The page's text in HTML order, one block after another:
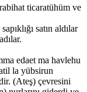
ticaratühüm ve
satın aldılar
edaet ma havlehu
la yübsirun
(Ateş) çevresini